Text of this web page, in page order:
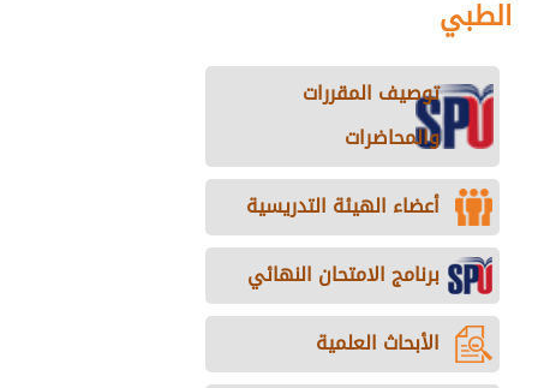
الطبي
توصيف المقررات
والمحاضرات
أعضاء الهيئة التدريسية
برنامج الامتحان النهائي
الأبحاث العلمية